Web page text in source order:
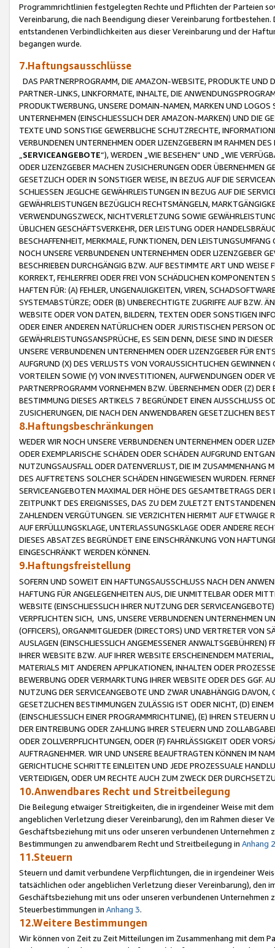
Programmrichtlinien festgelegten Rechte und Pflichten der Parteien
Vereinbarung, die nach Beendigung dieser Vereinbarung
entstandenen Verbindlichkeiten aus dieser Vereinbarung und der
begangen wurde.
7.Haftungsausschlüsse
DAS PARTNERPROGRAMM, DIE AMAZON-WEBSITE, PRODUKTE UND
PARTNER-LINKS, LINKFORMATE, INHALTE, DIE
PRODUKTWERBUNG, UNSERE DOMAIN-NAMEN, MARKEN UND
UNTERNEHMEN (EINSCHLIESSLICH DER AMAZON-MARKEN) UND DIE
TEXTE UND SONSTIGE GEWERBLICHE SCHUTZRECHTE,
VERBUNDENEN UNTERNEHMEN ODER LIZENZGEBERN IM RAHMEN
SERVICEANGEBOTE“), WERDEN „WIE BESEHEN“ UND „WIE
ODER LIZENZGEBER MACHEN ZUSICHERUNGEN ODER ÜBERNEHMEN
GESETZLICH ODER IN SONSTIGER WEISE, IN BEZUG AUF DIE
SCHLIESSEN JEGLICHE GEWÄHRLEISTUNGEN IN BEZUG AUF DIE
GEWÄHRLEISTUNGEN BEZÜGLICH RECHTSMÄNGELN,
VERWENDUNGSZWECK, NICHTVERLETZUNG SOWIE
ÜBLICHEN GESCHÄFTSVERKEHR, DER LEISTUNG ODER
BESCHAFFENHEIT, MERKMALE, FUNKTIONEN, DEN
NOCH UNSERE VERBUNDENEN UNTERNEHMEN ODER LIZENZGEBER
BESCHRIEBEN DURCHGÄNGIG BZW. AUF BESTIMMTE ART UND
KORREKT, FEHLERFREI ODER FREI VON SCHÄDLICHEN
HAFTEN FÜR: (A) FEHLER, UNGENAUIGKEITEN, VIREN,
SYSTEMABSTÜRZE; ODER (B) UNBERECHTIGTE ZUGRIFFE AUF BZW.
WEBSITE ODER VON DATEN, BILDERN, TEXTEN ODER SONSTIGEN
ODER EINER ANDEREN NATÜRLICHEN ODER JURISTISCHEN PERSON
GEWÄHRLEISTUNGSANSPRÜCHE, ES SEIN DENN, DIESE SIND IN
UNSERE VERBUNDENEN UNTERNEHMEN ODER LIZENZGEBER FÜR
AUFGRUND (X) DES VERLUSTS VON VORAUSSICHTLICHEN
VORTEILEN SOWIE (Y) VON INVESTITIONEN, AUFWENDUNGEN ODER
PARTNERPROGRAMM VORNEHMEN BZW. ÜBERNEHMEN ODER (Z)
BESTIMMUNG DIESES ARTIKELS 7 BEGRÜNDET EINEN AUSSCHLUSS
ZUSICHERUNGEN, DIE NACH DEN ANWENDBAREN GESETZLICHEN
8.Haftungsbeschränkungen
WEDER WIR NOCH UNSERE VERBUNDENEN UNTERNEHMEN ODER
ODER EXEMPLARISCHE SCHÄDEN ODER SCHÄDEN AUFGRUND
NUTZUNGSAUSFALL ODER DATENVERLUST, DIE IM ZUSAMMENHANG
DES AUFTRETENS SOLCHER SCHÄDEN HINGEWIESEN WURDEN.
SERVICEANGEBOTEN MAXIMAL DER HÖHE DES GESAMTBETRAGS
ZEITPUNKT DES EREIGNISSES, DAS ZU DEM ZULETZT
ZAHLENDEN VERGÜTUNGEN. SIE VERZICHTEN HIERMIT AUF
AUF ERFÜLLUNGSKLAGE, UNTERLASSUNGSKLAGE ODER ANDERE
DIESES ABSATZES BEGRÜNDET EINE EINSCHRÄNKUNG VON
EINGESCHRÄNKT WERDEN KÖNNEN.
9.Haftungsfreistellung
SOFERN UND SOWEIT EIN HAFTUNGSAUSSCHLUSS NACH DEN
HAFTUNG FÜR ANGELEGENHEITEN AUS, DIE UNMITTELBAR ODER
WEBSITE (EINSCHLIESSLICH IHRER NUTZUNG DER
VERPFLICHTEN SICH, UNS, UNSERE VERBUNDENEN UNTERNEHMEN
(OFFICERS), ORGANMITGLIEDER (DIRECTORS) UND VERTRETER VON
AUSLAGEN (EINSCHLIESSLICH ANGEMESSENER
IHRER WEBSITE BZW. AUF IHRER WEBSITE ERSCHEINENDEM
MATERIALS MIT ANDEREN APPLIKATIONEN, INHALTEN ODER
BEWERBUNG ODER VERMARKTUNG IHRER WEBSITE ODER DES GGF.
NUTZUNG DER SERVICEANGEBOTE UND ZWAR UNABHÄNGIG
GESETZLICHEN BESTIMMUNGEN ZULÄSSIG IST ODER NICHT, (D)
(EINSCHLIESSLICH EINER PROGRAMMRICHTLINIE), (E) IHREN
DER EINTREIBUNG ODER ZAHLUNG IHRER STEUERN UND
ODER ZOLLVERPFLICHTUNGEN, ODER (F) FAHRLÄSSIGKEIT ODER
AUFTRAGNEHMER. WIR UND UNSERE BEAUFTRAGTEN KÖNNEN IM
GERICHTLICHE SCHRITTE EINLEITEN UND JEDE PROZESSUALE
VERTEIDIGEN, ODER UM RECHTE AUCH ZUM ZWECK DER
10.Anwendbares Recht und Streitbeilegung
Die Beilegung etwaiger Streitigkeiten, die in irgendeiner Weise mit
angeblichen Verletzung dieser Vereinbarung), den im Rahmen dieser
Geschäftsbeziehung mit uns oder unseren verbundenen
Bestimmungen zu anwendbarem Recht und Streitbeilegung in Anhang 2
11.Steuern
Steuern und damit verbundene Verpflichtungen, die in irgendeiner
tatsächlichen oder angeblichen Verletzung dieser Vereinbarung), den
Geschäftsbeziehung mit uns oder unseren verbundenen
Steuerbestimmungen in Anhang 3.
12.Weitere Bestimmungen
Wir können von Zeit zu Zeit Mitteilungen im Zusammenhang mit dem